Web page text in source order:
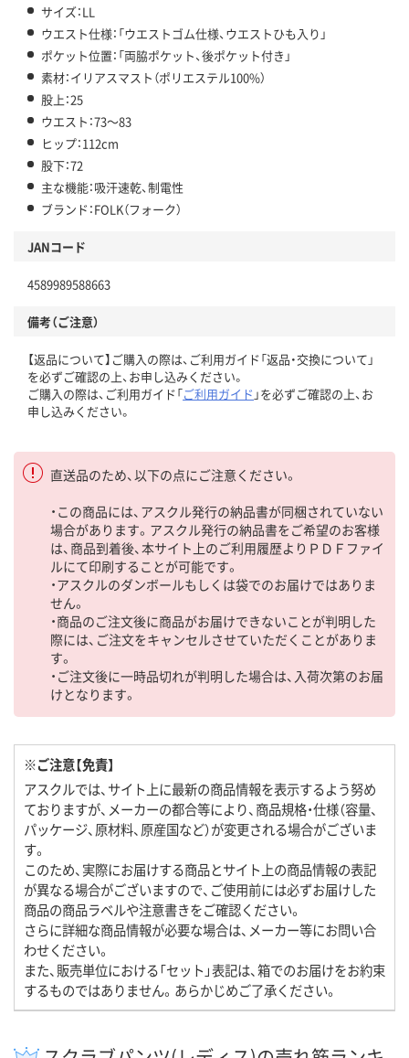
サイズ：LL
ウエスト仕様：「ウエストゴム仕様、ウエストひも入り」
ポケット位置：「両脇ポケット、後ポケット付き」
素材：イリアスマスト（ポリエステル100%）
股上：25
ウエスト：73～83
ヒップ：112cm
股下：72
主な機能：吸汗速乾、制電性
ブランド：FOLK（フォーク）
JANコード
4589989588663
備考（ご注意）
【返品について】ご購入の際は、ご利用ガイド「返品・交換について」
を必ずご確認の上、お申し込みください。
ご購入の際は、ご利用ガイド「ご利用ガイド 」を必ずご確認の上、お
申し込みください。
直送品のため、以下の点にご注意ください。
・この商品には、アスクル発行の納品書が同梱されていない
場合があります。アスクル発行の納品書をご希望のお客様
は、商品到着後、本サイト上のご利用履歴よりＰＤＦファイ
ルにて印刷することが可能です。
・アスクルのダンボールもしくは袋でのお届けではありま
せん。
・商品のご注文後に商品がお届けできないことが判明した
際には、ご注文をキャンセルさせていただくことがありま
す。
・ご注文後に一時品切れが判明した場合は、入荷次第のお届
けとなります。
※ご注意【免責】
アスクルでは、サイト上に最新の商品情報を表示するよう努め
ておりますが、メーカーの都合等により、商品規格・仕様（容量、
パッケージ、原材料、原産国など）が変更される場合がございま
す。
このため、実際にお届けする商品とサイト上の商品情報の表記
が異なる場合がございますので、ご使用前には必ずお届けした
商品の商品ラベルや注意書きをご確認ください。
さらに詳細な商品情報が必要な場合は、メーカー等にお問い合
わせください。
また、販売単位における「セット」表記は、箱でのお届けをお約束
するものではありません。あらかじめご了承ください。